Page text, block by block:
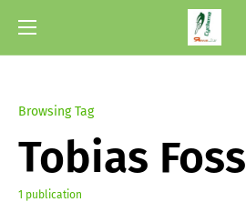
Browsing Tag
Tobias Foss
1 publication